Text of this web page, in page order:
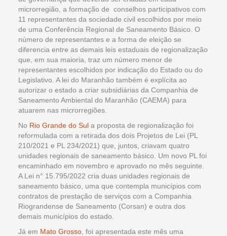
microrregião, a formação de conselhos participativos com
11 representantes da sociedade civil escolhidos por meio
de uma Conferência Regional de Saneamento Básico. O
número de representantes e a forma de eleição se
diferencia entre as demais leis estaduais de regionalização
que, em sua maioria, traz um número menor de
representantes escolhidos por indicação do Estado ou do
Legislativo. A lei do Maranhão também é explícita ao
autorizar o estado a criar subsidiárias da Companhia de
Saneamento Ambiental do Maranhão (CAEMA) para
atuarem nas microrregiões.
No Rio Grande do Sul a proposta de regionalização foi
reformulada com a retirada dos dois Projetos de Lei (PL
210/2021 e PL 234/2021) que, juntos, criavam quatro
unidades regionais de saneamento básico. Um novo PL foi
encaminhado em novembro e aprovado no mês seguinte.
A Lei n° 15.795/2022 cria duas unidades regionais de
saneamento básico, uma que contempla municípios com
contratos de prestação de serviços com a Companhia
Riograndense de Saneamento (Corsan) e outra dos
demais municípios do estado.
Já em Mato Grosso , foi apresentada este mês uma